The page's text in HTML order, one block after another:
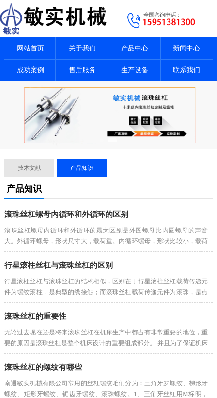
网站首页 关于我们 产品中心 新闻中心
成功案例 售后服务 生产设备 联系我们
技术文献 产品知识
产品知识
滚珠丝杠螺母内循环和外循环的区别
滚珠丝杠螺母内循环和外循环的最大区别是外圈螺母比内圈螺母的声音
大。外循环螺母，形状尺寸大，载荷重。内循环螺母，形状比较小，载荷
比外循环螺母小。实际上，设备选用外循环螺母还是内循环螺母取决于设
备允许的安...
行星滚柱丝杠与滚珠丝杠的区别
行星滚柱丝杠与滚珠丝杠的结构相似，区别在于行星滚柱丝杠载荷传递元
件为螺纹滚柱，是典型的线接触；而滚珠丝杠载荷传递元件为滚珠，是点
接触。主要优势是有众多的接触点来支撑负载。螺纹滚柱替代滚珠将使负
载通过众...
滚珠丝杠的重要性
无论过去现在还是将来滚珠丝杠在机床生产中都占有非常重要的地位，重
要的原因是滚珠丝杠是整个机床设计的重要组成部分。 并且为了保证机床
的效率以及工作质量，选择的是非常高的成本精度。滚珠丝杠作为大型机
床的骨...
滚珠丝杠的螺纹有哪些
南通敏实机械有限公司常用的丝杠螺纹咱们分为：三角牙罗螺纹、梯形牙
螺纹、矩形牙螺纹、锯齿牙螺纹、滚珠螺纹。1、三角牙丝杠用M标明，